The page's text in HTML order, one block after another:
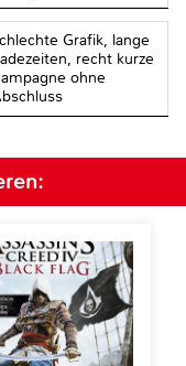
Grafik, lange
recht kurze
ohne